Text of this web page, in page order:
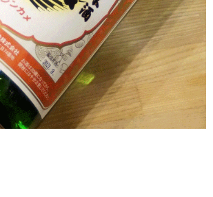
埼玉県蓮田市）
屋酒造店（神奈川県足柄上郡）
愛知県津島市）
酒 タカハシ酒造（三重県四日市市）
妙の華 森喜酒造（三重県伊賀市）
酒造（滋賀県東近江市）
酒造（大阪府豊能郡能勢町）